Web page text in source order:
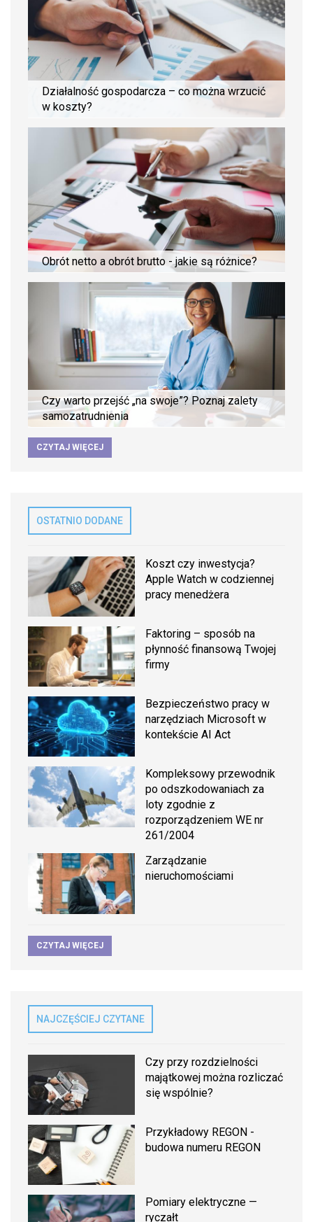
Działalność gospodarcza – co można wrzucić
w koszty?
Obrót netto a obrót brutto - jakie są różnice?
Czy warto przejść „na swoje”? Poznaj zalety
samozatrudnienia
CZYTAJ WIĘCEJ
OSTATNIO DODANE
Koszt czy inwestycja?
Apple Watch w codziennej
pracy menedżera
Faktoring – sposób na
płynność finansową Twojej
firmy
Bezpieczeństwo pracy w
narzędziach Microsoft w
kontekście AI Act
Kompleksowy przewodnik
po odszkodowaniach za
loty zgodnie z
rozporządzeniem WE nr
261/2004
Zarządzanie
nieruchomościami
CZYTAJ WIĘCEJ
NAJCZĘŚCIEJ CZYTANE
Czy przy rozdzielności
majątkowej można rozliczać
się wspólnie?
Przykładowy REGON -
budowa numeru REGON
Pomiary elektryczne —
ryczałt